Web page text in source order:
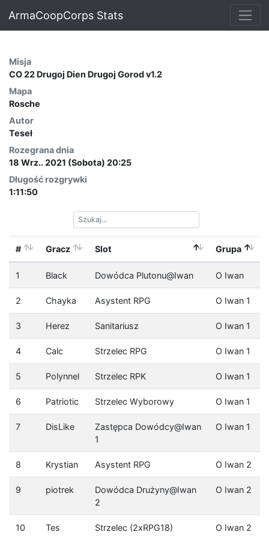
ArmaCoopCorps Stats
Misja
CO 22 Drugoj Dien Drugoj Gorod v1.2
Mapa
Rosche
Autor
Teseł
Rozegrana dnia
18 Wrz.. 2021 (Sobota) 20:25
Długość rozgrywki
1:11:50
# Gracz Slot Grupa
1 Black Dowódca Plutonu@Iwan O Iwan
2 Chayka Asystent RPG O Iwan 1
3 Herez Sanitariusz O Iwan 1
4 Calc Strzelec RPG O Iwan 1
5 Polynnel Strzelec RPK O Iwan 1
6 Patriotic Strzelec Wyborowy O Iwan 1
7 DisLike
Zastępca Dowódcy@Iwan
1
O Iwan 1
8 Krystian Asystent RPG O Iwan 2
9 piotrek
Dowódca Drużyny@Iwan
2
O Iwan 2
10 Tes Strzelec (2xRPG18) O Iwan 2